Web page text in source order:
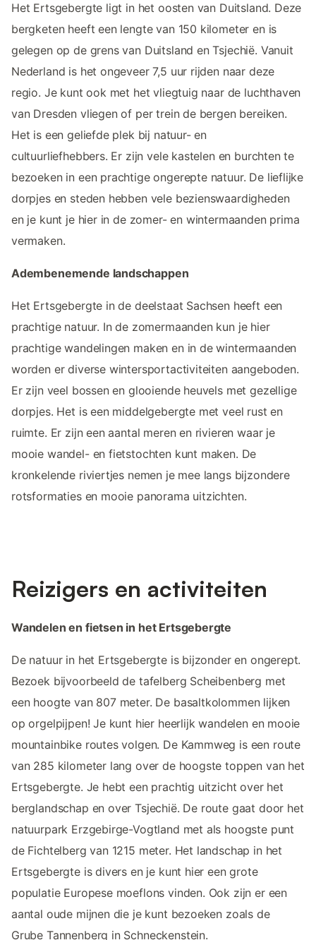
Het Ertsgebergte ligt in het oosten van Duitsland. Deze
bergketen heeft een lengte van 150 kilometer en is
gelegen op de grens van Duitsland en Tsjechië. Vanuit
Nederland is het ongeveer 7,5 uur rijden naar deze
regio. Je kunt ook met het vliegtuig naar de luchthaven
van Dresden vliegen of per trein de bergen bereiken.
Het is een geliefde plek bij natuur- en
cultuurliefhebbers. Er zijn vele kastelen en burchten te
bezoeken in een prachtige ongerepte natuur. De lieflijke
dorpjes en steden hebben vele bezienswaardigheden
en je kunt je hier in de zomer- en wintermaanden prima
vermaken.
Adembenemende landschappen
Het Ertsgebergte in de deelstaat Sachsen heeft een
prachtige natuur. In de zomermaanden kun je hier
prachtige wandelingen maken en in de wintermaanden
worden er diverse wintersportactiviteiten aangeboden.
Er zijn veel bossen en glooiende heuvels met gezellige
dorpjes. Het is een middelgebergte met veel rust en
ruimte. Er zijn een aantal meren en rivieren waar je
mooie wandel- en fietstochten kunt maken. De
kronkelende riviertjes nemen je mee langs bijzondere
rotsformaties en mooie panorama uitzichten.
Reizigers en activiteiten
Wandelen en fietsen in het Ertsgebergte
De natuur in het Ertsgebergte is bijzonder en ongerept.
Bezoek bijvoorbeeld de tafelberg Scheibenberg met
een hoogte van 807 meter. De basaltkolommen lijken
op orgelpijpen! Je kunt hier heerlijk wandelen en mooie
mountainbike routes volgen. De Kammweg is een route
van 285 kilometer lang over de hoogste toppen van het
Ertsgebergte. Je hebt een prachtig uitzicht over het
berglandschap en over Tsjechië. De route gaat door het
natuurpark Erzgebirge-Vogtland met als hoogste punt
de Fichtelberg van 1215 meter. Het landschap in het
Ertsgebergte is divers en je kunt hier een grote
populatie Europese moeflons vinden. Ook zijn er een
aantal oude mijnen die je kunt bezoeken zoals de
Grube Tannenberg in Schneckenstein.